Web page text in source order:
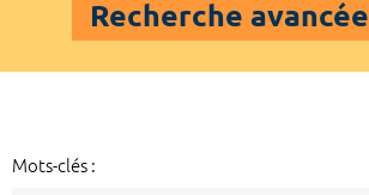
Recherche avancée
Mots-clés :